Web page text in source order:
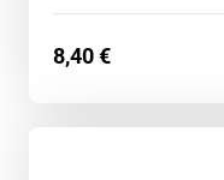
8,40€